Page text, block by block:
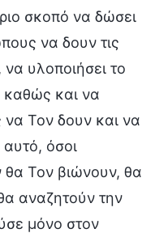
σκοπό να δώσει
να δουν τις
υλοποιήσει το
και να
να Τον δουν και να
όσοι
Τον βιώνουν, θα
αναζητούν την
μόνο στον